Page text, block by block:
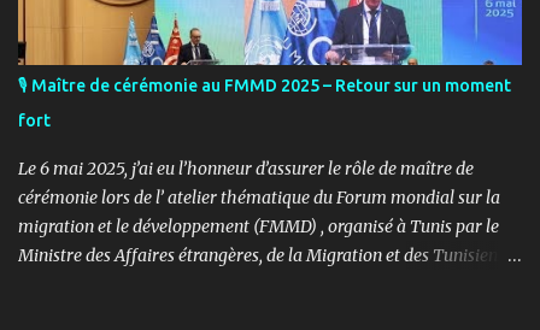
🎙️ Maître de cérémonie au FMMD 2025 – Retour sur un moment
fort
Le 6 mai 2025, j’ai eu l’honneur d’assurer le rôle de maître de
cérémonie lors de l’ atelier thématique du Forum mondial sur la
migration et le développement (FMMD) , organisé à Tunis par le
Ministre des Affaires étrangères, de la Migration et des Tunisiens à